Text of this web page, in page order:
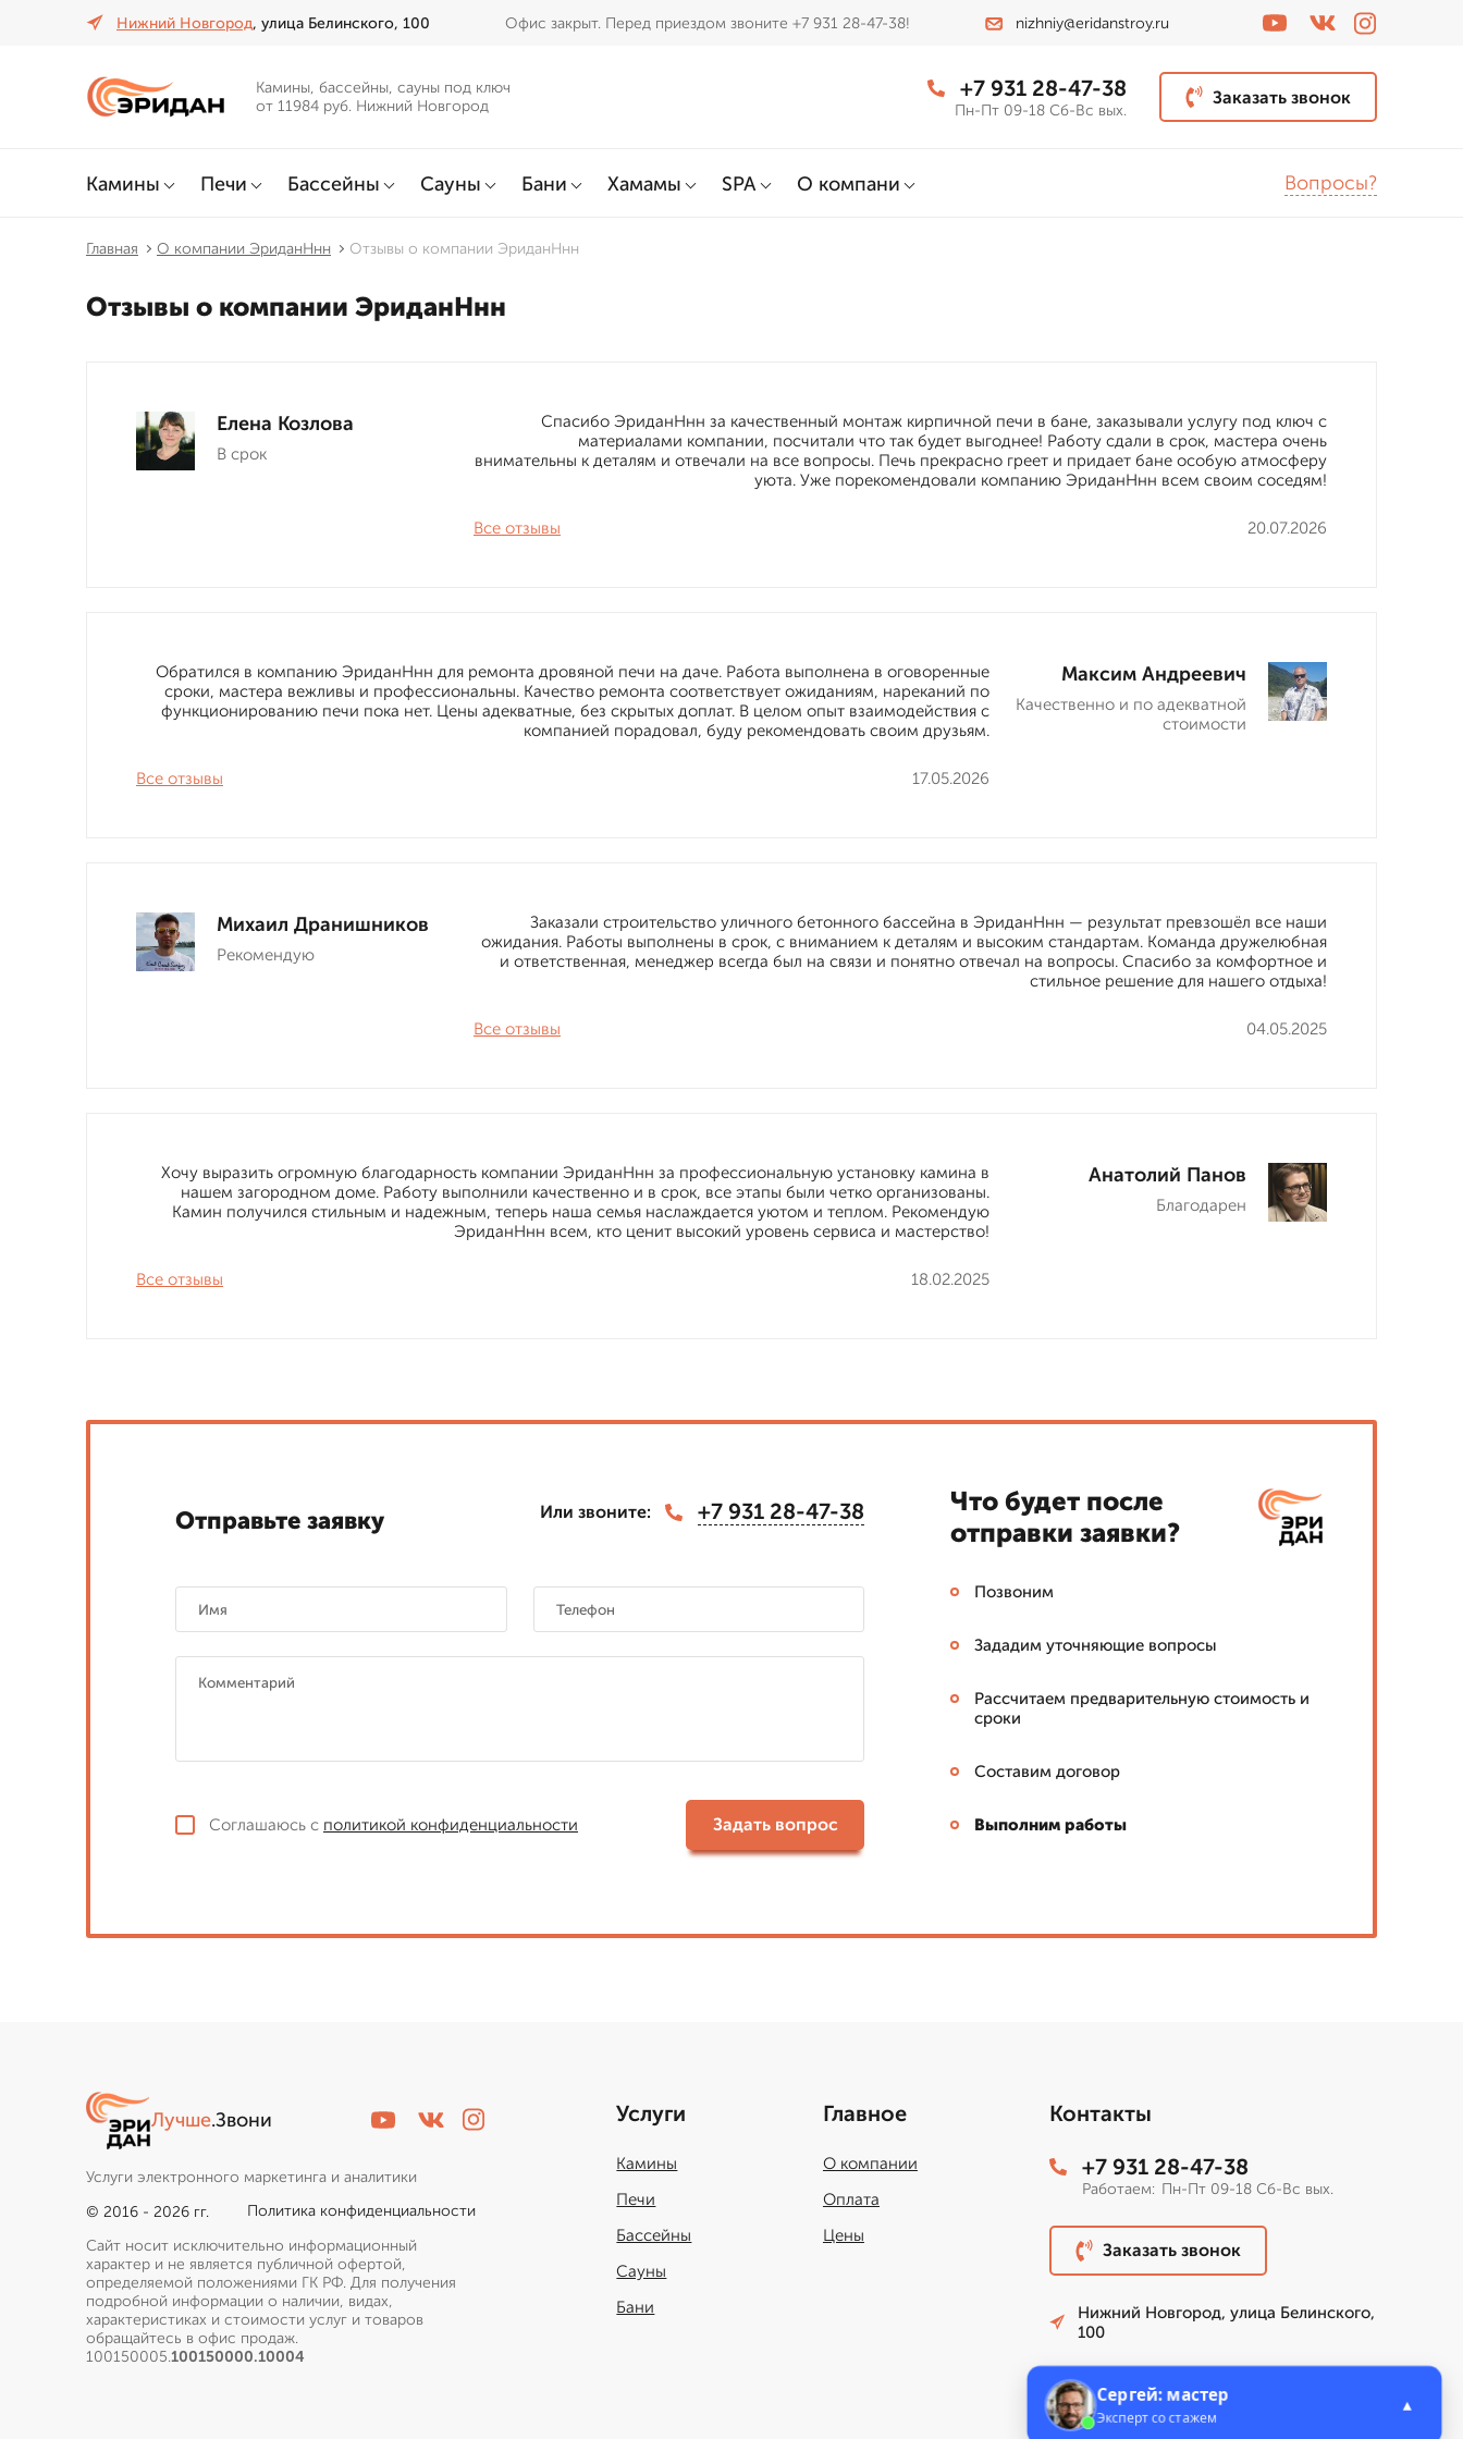
Нижний Новгород, улица Белинского, 100 Офис закрыт. Перед приездом звоните +7 931 28-47-38! nizhniy@eridanstroy.ru
Камины, бассейны, сауны под ключ
от 11984 руб. Нижний Новгород
+7 931 28-47-38
Пн-Пт 09-18 Сб-Вс вых.
Заказать звонок
Камины Печи Бассейны Сауны Бани Хамамы SPA О компани Вопросы?
Главная О компании ЭриданНнн Отзывы о компании ЭриданНнн
Отзывы о компании ЭриданНнн
Елена Козлова
В срок
20.07.2026
Все отзывы
Спасибо ЭриданНнн за качественный монтаж кирпичной печи в бане, заказывали услугу под ключ с
материалами компании, посчитали что так будет выгоднее! Работу сдали в срок, мастера очень
внимательны к деталям и отвечали на все вопросы. Печь прекрасно греет и придает бане особую атмосферу
уюта. Уже порекомендовали компанию ЭриданНнн всем своим соседям!
Максим Андреевич
Качественно и по адекватной
стоимости
17.05.2026
Все отзывы
Обратился в компанию ЭриданНнн для ремонта дровяной печи на даче. Работа выполнена в оговоренные
сроки, мастера вежливы и профессиональны. Качество ремонта соответствует ожиданиям, нареканий по
функционированию печи пока нет. Цены адекватные, без скрытых доплат. В целом опыт взаимодействия с
компанией порадовал, буду рекомендовать своим друзьям.
Михаил Дранишников
Рекомендую
04.05.2025
Все отзывы
Заказали строительство уличного бетонного бассейна в ЭриданНнн — результат превзошёл все наши
ожидания. Работы выполнены в срок, с вниманием к деталям и высоким стандартам. Команда дружелюбная
и ответственная, менеджер всегда был на связи и понятно отвечал на вопросы. Спасибо за комфортное и
стильное решение для нашего отдыха!
Анатолий Панов
Благодарен
18.02.2025
Все отзывы
Хочу выразить огромную благодарность компании ЭриданНнн за профессиональную установку камина в
нашем загородном доме. Работу выполнили качественно и в срок, все этапы были четко организованы.
Камин получился стильным и надежным, теперь наша семья наслаждается уютом и теплом. Рекомендую
ЭриданНнн всем, кто ценит высокий уровень сервиса и мастерство!
Отправьте заявку Или звоните: +7 931 28-47-38
Соглашаюсь с политикой конфиденциальности Задать вопрос
Что будет после
отправки заявки?
Позвоним
Зададим уточняющие вопросы
Рассчитаем предварительную стоимость и
сроки
Составим договор
Выполним работы
Лучше.Звони
Услуги электронного маркетинга и аналитики
© 2016 - 2026 гг.
Политика конфиденциальности
Сайт носит исключительно информационный
характер и не является публичной офертой,
определяемой положениями ГК РФ. Для получения
подробной информации о наличии, видах,
характеристиках и стоимости услуг и товаров
обращайтесь в офис продаж.
100150005.100150000.10004
Услуги
Камины
Печи
Бассейны
Сауны
Бани
Главное
О компании
Оплата
Цены
Контакты
+7 931 28-47-38
Работаем: Пн-Пт 09-18 Сб-Вс вых.
Заказать звонок
Нижний Новгород, улица Белинского,
100
nizhniy@eridanstroy.ru
Сергей: мастер
Эксперт со стажем
▲